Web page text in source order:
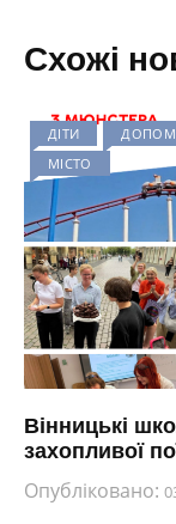
Схожі
ДІТИ
МІСТО
Вінницькі
захопливої
Опубліковано: